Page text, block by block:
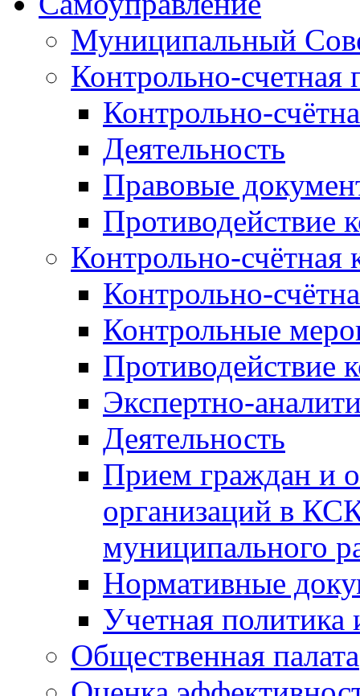
Муниципальный
Контрольно-счетная
Контрольно-
Деятельность
Правовые
Противодействие
Контрольно-счётная
Контрольно-
Контрольные
Противодействие
Экспертно-
Деятельность
Прием граждан и
организаций в
муниципального
Нормативные
Учетная политика
Общественная палата